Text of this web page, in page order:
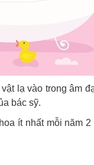
lạ vào trong âm
bác sỹ.
ít nhất mỗi năm